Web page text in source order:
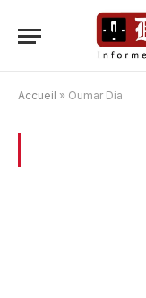
Accueil » Oumar Dia